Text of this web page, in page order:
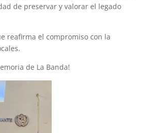
de preservar y valorar el legado
reafirma el compromiso con la
de La Banda!